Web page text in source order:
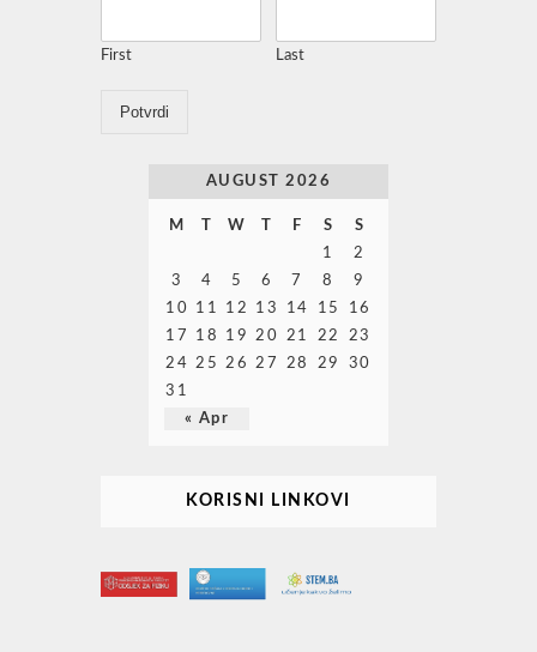
First Last
Potvrdi
AUGUST 2026
M W F S S
« Apr
1
2
3
4 5 6 7 8
9
10
11 12 13 14 15
16
17
18 19 20 21 22
23
24 25 26 27 28 29
30
31
KORISNI LINKOVI